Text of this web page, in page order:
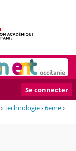
Se connecter
›Technologie›6eme›